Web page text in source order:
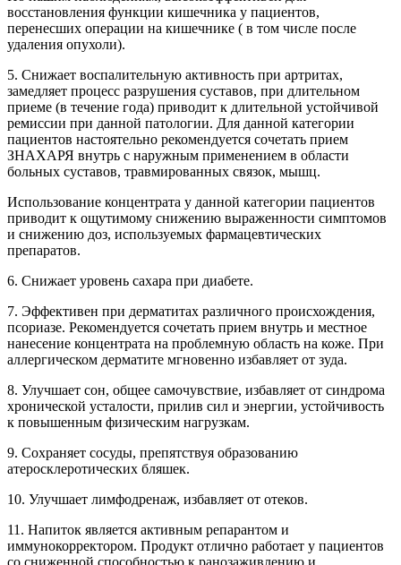
восстановления функции кишечника у пациентов,
перенесших операции на кишечнике ( в том числе после
удаления опухоли).
5. Снижает воспалительную активность при артритах,
замедляет процесс разрушения суставов, при длительном
приеме (в течение года) приводит к длительной устойчивой
ремиссии при данной патологии. Для данной категории
пациентов настоятельно рекомендуется сочетать прием
ЗНАХАРЯ внутрь с наружным применением в области
больных суставов, травмированных связок, мышц.
Использование концентрата у данной категории пациентов
приводит к ощутимому снижению выраженности симптомов
и снижению доз, используемых фармацевтических
препаратов.
6. Снижает уровень сахара при диабете.
7. Эффективен при дерматитах различного происхождения,
псориазе. Рекомендуется сочетать прием внутрь и местное
нанесение концентрата на проблемную область на коже. При
аллергическом дерматите мгновенно избавляет от зуда.
8. Улучшает сон, общее самочувствие, избавляет от синдрома
хронической усталости, прилив сил и энергии, устойчивость
к повышенным физическим нагрузкам.
9. Сохраняет сосуды, препятствуя образованию
атеросклеротических бляшек.
10. Улучшает лимфодренаж, избавляет от отеков.
11. Напиток является активным репарантом и
иммунокорректором. Продукт отлично работает у пациентов
со сниженной способностью к ранозаживлению и